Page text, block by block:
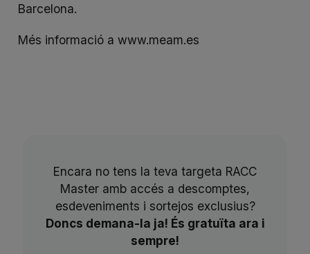
Barcelona.
Més informació a www.meam.es
Encara no tens la teva targeta RACC
Master amb accés a descomptes,
esdeveniments i sortejos exclusius?
Doncs demana-la ja! És gratuïta ara i
sempre!